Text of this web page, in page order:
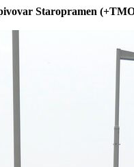
Staropramen